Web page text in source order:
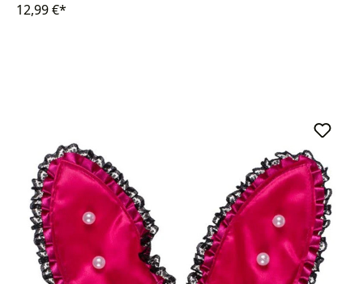
12,99 €*